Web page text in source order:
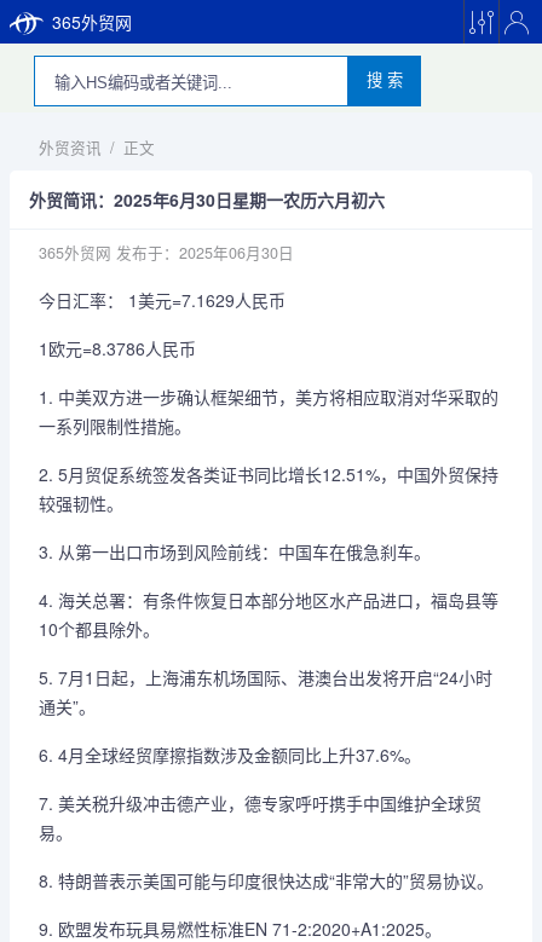
365外贸网
搜 索
外贸资讯 / 正文
外贸简讯：2025年6月30日星期一农历六月初六
365外贸网 发布于：2025年06月30日
今日汇率： 1美元=7.1629人民币
1欧元=8.3786人民币
1. 中美双方进一步确认框架细节，美方将相应取消对华采取的
一系列限制性措施。
2. 5月贸促系统签发各类证书同比增长12.51%，中国外贸保持
较强韧性。
3. 从第一出口市场到风险前线：中国车在俄急刹车。
4. 海关总署：有条件恢复日本部分地区水产品进口，福岛县等
10个都县除外。
5. 7月1日起，上海浦东机场国际、港澳台出发将开启“24小时
通关”。
6. 4月全球经贸摩擦指数涉及金额同比上升37.6%。
7. 美关税升级冲击德产业，德专家呼吁携手中国维护全球贸
易。
8. 特朗普表示美国可能与印度很快达成“非常大的”贸易协议。
9. 欧盟发布玩具易燃性标准EN 71-2:2020+A1:2025。